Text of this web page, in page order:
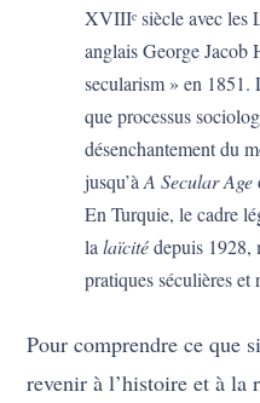
XVIIIᵉ siècle avec les
anglais George Jacob
secularism » en 1851.
que processus
désenchantement du
jusqu’àA Secular Age
En Turquie, le cadre
lalaïcitédepuis 1928,
pratiques séculières et
Pour comprendre ce que
revenir à l’histoire et à la